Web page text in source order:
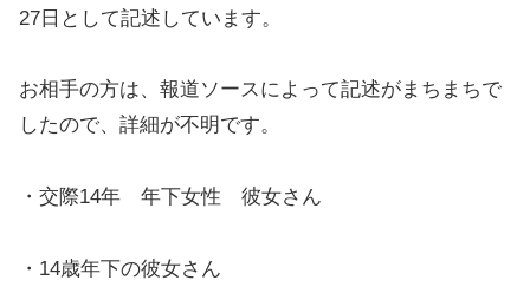
27日として記述しています。
お相手の方は、報道ソースによって記述がまちまちで
したので、詳細が不明です。
・交際14年 年下女性 彼女さん
・14歳年下の彼女さん